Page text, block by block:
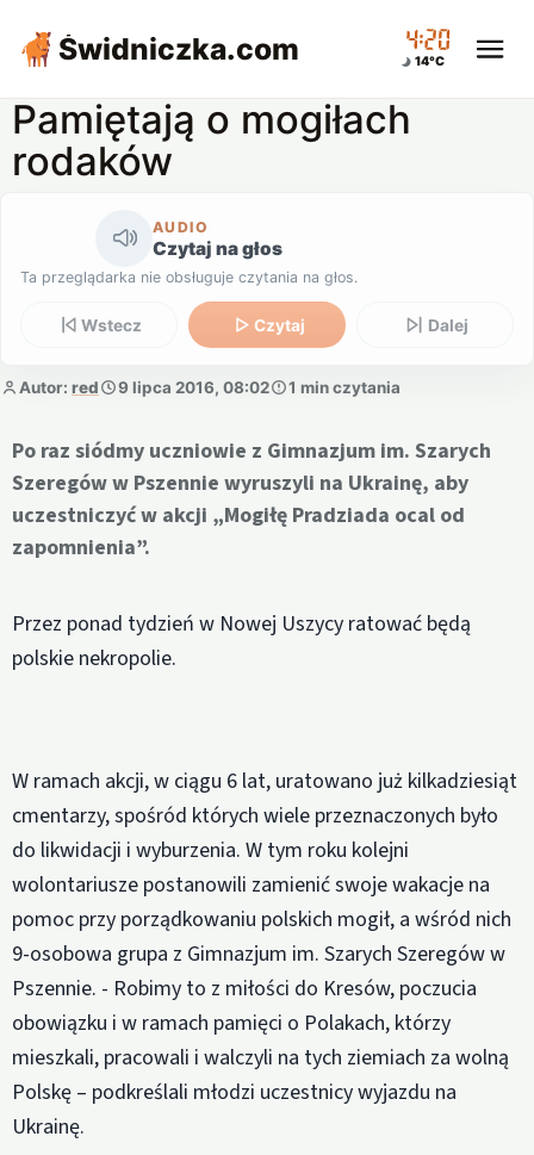
Świdniczka.com 04:20
14°C
Pamiętają o mogiłach
rodaków
AUDIO
Czytaj na głos
Ta przeglądarka nie obsługuje czytania na głos.
Wstecz Czytaj Dalej
Autor: red 9 lipca 2016, 08:02 1 min czytania
Po raz siódmy uczniowie z Gimnazjum im. Szarych
Szeregów w Pszennie wyruszyli na Ukrainę, aby
uczestniczyć w akcji „Mogiłę Pradziada ocal od
zapomnienia”.
Przez ponad tydzień w Nowej Uszycy ratować będą
polskie nekropolie.
W ramach akcji, w ciągu 6 lat, uratowano już kilkadziesiąt
cmentarzy, spośród których wiele przeznaczonych było
do likwidacji i wyburzenia. W tym roku kolejni
wolontariusze postanowili zamienić swoje wakacje na
pomoc przy porządkowaniu polskich mogił, a wśród nich
9-osobowa grupa z Gimnazjum im. Szarych Szeregów w
Pszennie. - Robimy to z miłości do Kresów, poczucia
obowiązku i w ramach pamięci o Polakach, którzy
mieszkali, pracowali i walczyli na tych ziemiach za wolną
Polskę – podkreślali młodzi uczestnicy wyjazdu na
Ukrainę.